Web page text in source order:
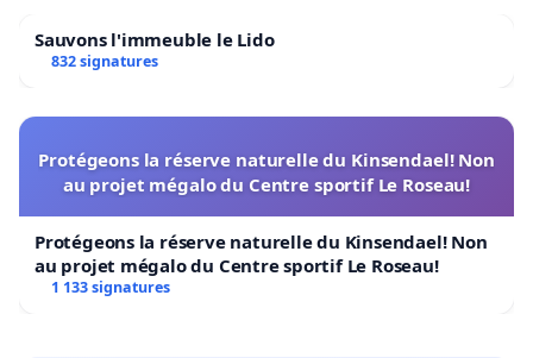
Sauvons l'immeuble le Lido
832 signatures
Protégeons la réserve naturelle du Kinsendael! Non
au projet mégalo du Centre sportif Le Roseau!
Protégeons la réserve naturelle du Kinsendael! Non
au projet mégalo du Centre sportif Le Roseau!
1 133 signatures